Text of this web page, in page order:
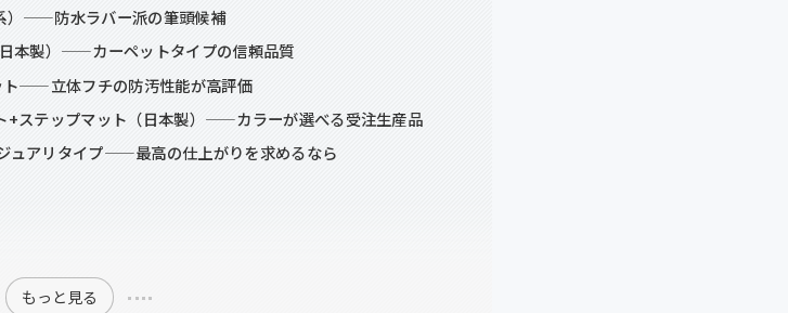
）——防水ラバー派の筆頭候補
本製）——カーペットタイプの信頼品質
ト——立体フチの防汚性能が高評価
+ステップマット（日本製）——カラーが選べる受注生産品
ュアリタイプ——最高の仕上がりを求めるなら
もっと見る